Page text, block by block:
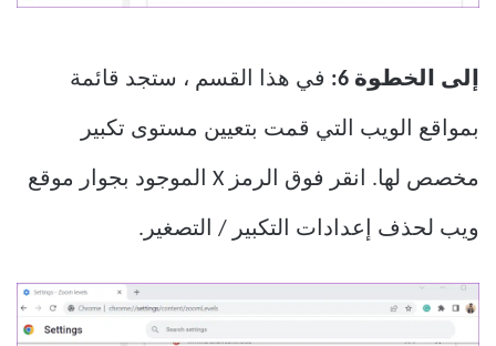
إلى الخطوة 6: في هذا القسم ، ستجد قائمة
بمواقع الويب التي قمت بتعيين مستوى تكبير
مخصص لها. انقر فوق الرمز X الموجود بجوار موقع
ويب لحذف إعدادات التكبير / التصغير.